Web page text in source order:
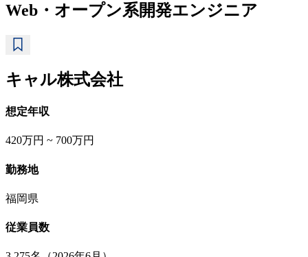
Web・オープン系開発エンジニア
キャル株式会社
想定年収
420万円 ~ 700万円
勤務地
福岡県
従業員数